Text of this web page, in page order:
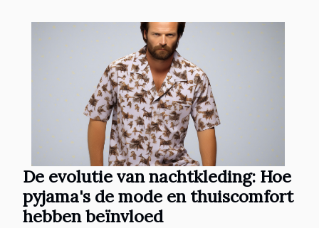
De evolutie van nachtkleding: Hoe
pyjama's de mode en thuiscomfort
hebben beïnvloed